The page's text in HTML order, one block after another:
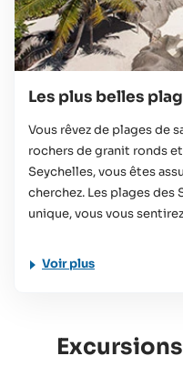
Les plus belles
Vous rêvez de plages de
rochers de granit ronds
Seychelles, vous êtes
cherchez. Les plages
unique, vous vous
Voir plus